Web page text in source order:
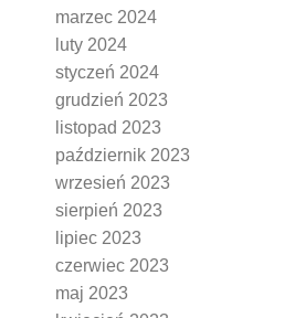
marzec 2024
luty 2024
styczeń 2024
grudzień 2023
listopad 2023
październik 2023
wrzesień 2023
sierpień 2023
lipiec 2023
czerwiec 2023
maj 2023